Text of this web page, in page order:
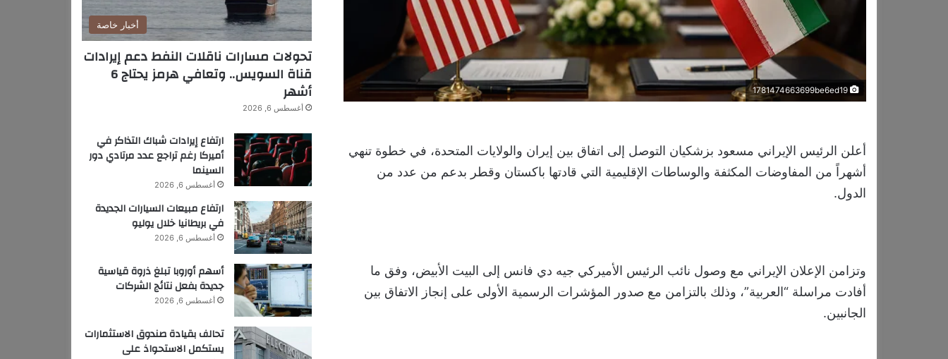
1781474663699be6ed19
أعلن الرئيس الإيراني مسعود بزشكيان التوصل إلى اتفاق بين إيران والولايات المتحدة، في خطوة تنهي
أشهراً من المفاوضات المكثفة والوساطات الإقليمية التي قادتها باكستان وقطر بدعم من عدد من
الدول.
وتزامن الإعلان الإيراني مع وصول نائب الرئيس الأميركي جيه دي فانس إلى البيت الأبيض، وفق ما
أفادت مراسلة “العربية”، وذلك بالتزامن مع صدور المؤشرات الرسمية الأولى على إنجاز الاتفاق بين
الجانبين.
أخبار خاصة
تحولات مسارات ناقلات النفط دعم إيرادات
قناة السويس.. وتعافي هرمز يحتاج 6
أشهر
أغسطس 6, 2026
ارتفاع إيرادات شباك التذاكر في
أميركا رغم تراجع عدد مرتادي دور
السينما
أغسطس 6, 2026
ارتفاع مبيعات السيارات الجديدة
في بريطانيا خلال يوليو
أغسطس 6, 2026
أسهم أوروبا تبلغ ذروة قياسية
جديدة بفعل نتائج الشركات
أغسطس 6, 2026
تحالف بقيادة صندوق الاستثمارات
يستكمل الاستحواذ على